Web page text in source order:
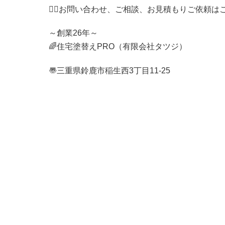
💁‍♀️お問い合わせ、ご相談、お見積もりご依頼は
～創業26年～
🌈住宅塗替え PRO（有限会社タツジ）
〠三重県鈴鹿市稲生西3丁目 11-25